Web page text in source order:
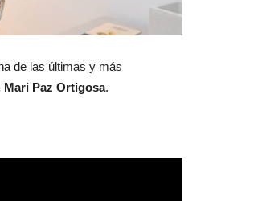
de las últimas y más
Mari Paz Ortigosa.